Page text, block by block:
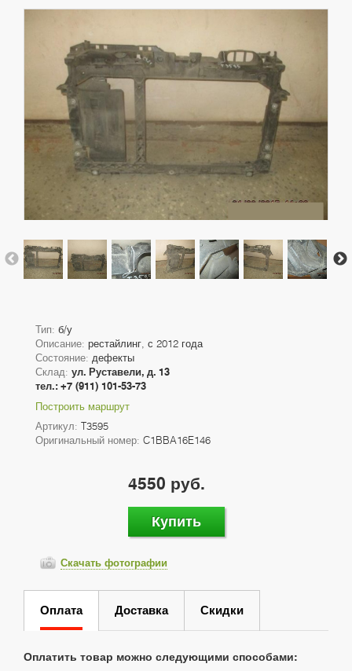
Тип: б/у
Описание: рестайлинг, с 2012 года
Состояние: дефекты
Склад: ул. Руставели, д. 13
тел.: +7 (911) 101-53-73
Построить маршрут
Артикул: T3595
Оригинальный номер: C1BBA16E146
4550 руб.
Купить
Скачать фотографии
Оплата Доставка Скидки
Оплатить товар можно следующими способами: